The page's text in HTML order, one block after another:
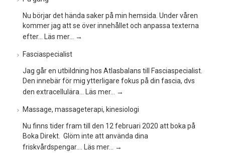
Nu börjar det hända saker på min hemsida. Under våren
kommer jag att se över innehållet och anpassa texterna
efter… Läs mer… →
Fasciaspecialist
Jag går en utbildning hos Atlasbalans till Fasciaspecialist.
Den innebär för mig ytterligare fokus på din fascia, dvs
den extracellulära… Läs mer… →
Massage, massageterapi, kinesiologi
Nu finns tider fram till den 12 februari 2020 att boka på
Boka Direkt. Glöm inte att använda dina
friskvårdspengar.… Läs mer… →